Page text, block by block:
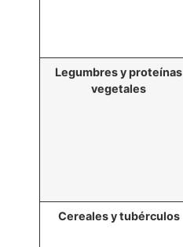
Legumbres y proteínas
vegetales
Cereales y tubérculos